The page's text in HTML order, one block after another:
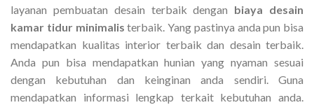
layanan pembuatan desain terbaik dengan biaya desain
kamar tidur minimalis terbaik. Yang pastinya anda pun bisa
mendapatkan kualitas interior terbaik dan desain terbaik.
Anda pun bisa mendapatkan hunian yang nyaman sesuai
dengan kebutuhan dan keinginan anda sendiri. Guna
mendapatkan informasi lengkap terkait kebutuhan anda.